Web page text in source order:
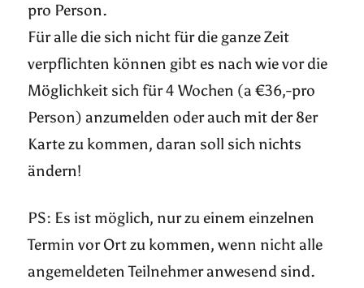
pro Person.
Für alle die sich nicht für die ganze Zeit
verpflichten können gibt es nach wie vor die
Möglichkeit sich für 4 Wochen (a €36,-pro
Person) anzumelden oder auch mit der 8er
Karte zu kommen, daran soll sich nichts
ändern!
PS: Es ist möglich, nur zu einem einzelnen
Termin vor Ort zu kommen, wenn nicht alle
angemeldeten Teilnehmer anwesend sind.